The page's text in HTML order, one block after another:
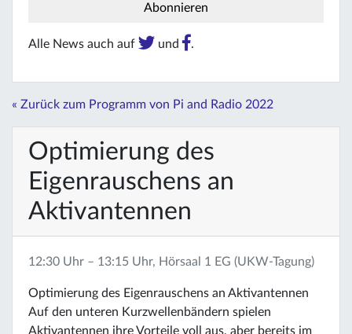
Alle News auch auf und .
« Zurück zum Programm von Pi and Radio 2022
Optimierung des
Eigenrauschens an
Aktivantennen
12:30 Uhr – 13:15 Uhr, Hörsaal 1 EG (UKW-Tagung)
Optimierung des Eigenrauschens an Aktivantennen
Auf den unteren Kurzwellenbändern spielen
Aktivantennen ihre Vorteile voll aus, aber bereits im